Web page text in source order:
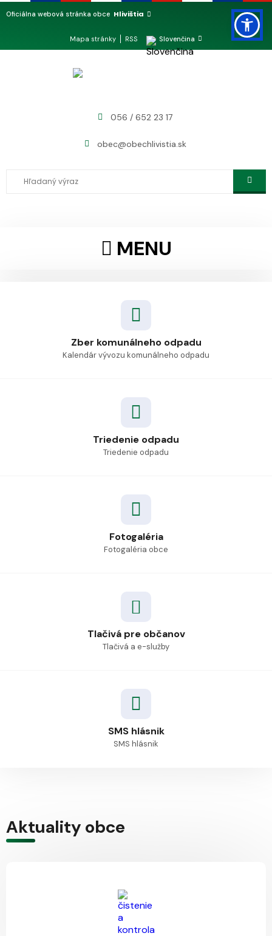
Oficiálna webová stránka obce Hlivištia
Mapa stránky RSS Slovenčina
056 / 652 23 17
obec@obechlivistia.sk
MENU
Zber komunálneho odpadu
Kalendár vývozu komunálneho odpadu
Triedenie odpadu
Triedenie odpadu
Fotogaléria
Fotogaléria obce
Tlačivá pre občanov
Tlačivá a e-služby
SMS hlásnik
SMS hlásnik
Aktuality obce